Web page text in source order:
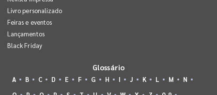
Livro personalizado
Feiras e eventos
Lançamentos
Black Friday
Glossário
A B C D E F G H I J K L M
N